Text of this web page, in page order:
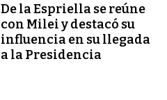
De la Espriella se reúne
con Milei y destacó su
influencia en su llegada
a la Presidencia